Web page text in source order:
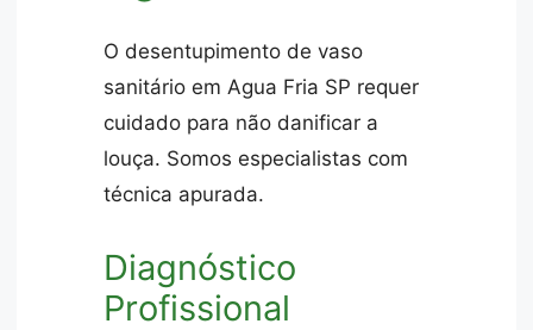
O desentupimento de vaso
sanitário em Agua Fria SP requer
cuidado para não danificar a
louça. Somos especialistas com
técnica apurada.
Diagnóstico
Profissional